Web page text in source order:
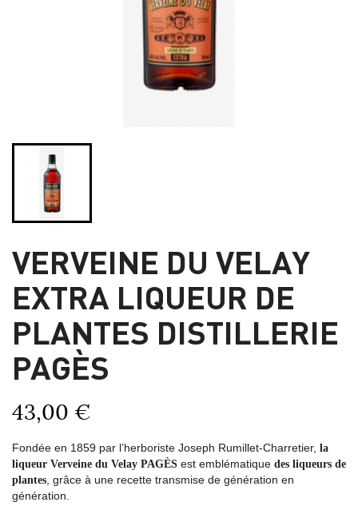
VERVEINE DU VELAY
EXTRA LIQUEUR DE
PLANTES DISTILLERIE
PAGÈS
43,00 €
Fondée en 1859 par l’herboriste Joseph Rumillet-Charretier, la
liqueur Verveine du Velay PAGÈS est emblématique des liqueurs de
plantes, grâce à une recette transmise de génération en
génération.